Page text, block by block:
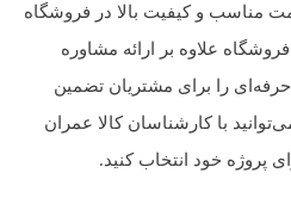
مناسب و کیفیت بالا در فروشگاه
علاوه بر ارائه مشاوره
را برای مشتریان تضمین
با کارشناسان کالا عمران
پروژه خود انتخاب کنید.